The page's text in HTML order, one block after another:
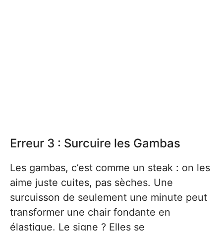
Erreur 3 : Surcuire les Gambas
Les gambas, c’est comme un steak : on les
aime juste cuites, pas sèches. Une
surcuisson de seulement une minute peut
transformer une chair fondante en
élastique. Le signe ? Elles se